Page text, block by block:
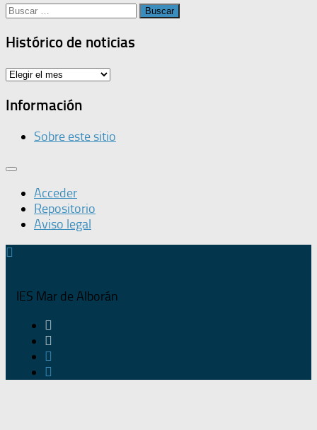
Buscar:
Histórico de noticias
Histórico
noticias
Información
Sobre este sitio
Acceder
Repositorio
Aviso legal
IES Mar de Alborán